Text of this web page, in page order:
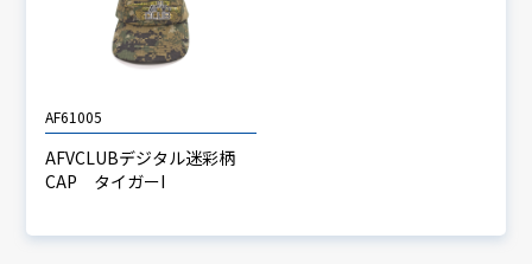
AF61005
AFVCLUBデジタル迷彩柄
CAP タイガーI